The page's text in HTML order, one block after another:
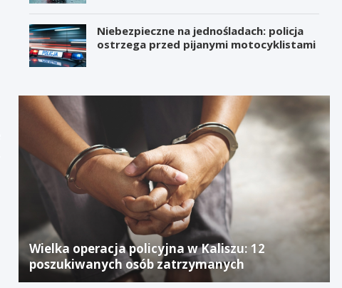
Niebezpieczne na jednośladach: policja
ostrzega przed pijanymi motocyklistami
Wielka operacja policyjna w Kaliszu: 12
poszukiwanych osób zatrzymanych